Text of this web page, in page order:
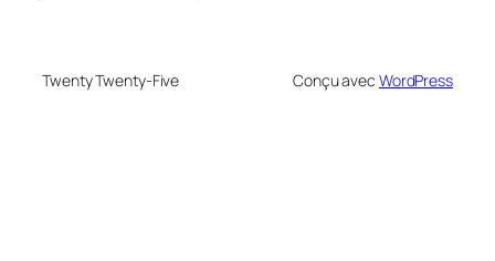
Twenty Twenty-Five Conçu avec WordPress